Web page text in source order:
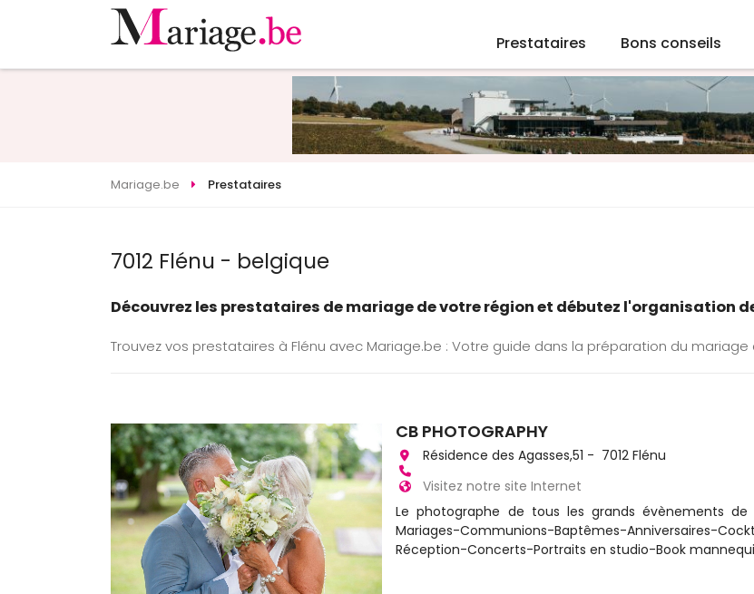
Prestataires Bons conseils
Mariage.be Prestataires
7012 Flénu - belgique
Découvrez les prestataires de mariage de votre région et débutez l'organisation
Trouvez vos prestataires à Flénu avec Mariage.be : Votre guide dans la préparation du mariage
CB PHOTOGRAPHY
Résidence des Agasses,51 - 7012 Flénu
Visitez notre site Internet
Le photographe de tous les grands évènements
Mariages-Communions-Baptêmes-Anniversaires-
Réception-Concerts-Portraits en studio-Book